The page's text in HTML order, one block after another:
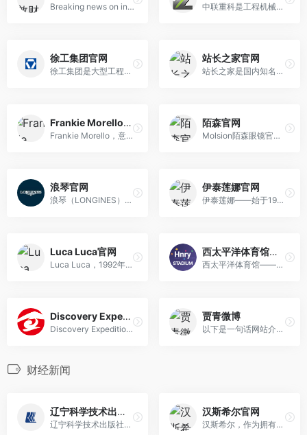
Breaking news on investment banking, asset management, hedge funds, pensions, private equity, fintech, and financial regulation. 中联重科是工程机械和农业机械装备制造企业，产品涵盖起重、混凝土、土方、高空作业和农业装备，官网提供产品资料、新闻动态和服务网络。
徐工集团官网
徐工集团是大型工程机械制造企业，主营起重机械、铲运机械、道路机械、挖掘机械和高空作业装备等产品，官网展示企业资讯、产品中心和服务支持。
站长之家官网
站长之家是国内知名站长服务与互联网资讯平台，提供站长工具、SEO 查询、域名信息、网站测速、关键词分析和行业资讯等常用资源。
Frankie Morello官网
Frankie Morello，意大利知名高级成衣品牌，由双人设计师打造，品质与一线品牌看齐，官网提供品牌最新资讯及产品展示。
陌森官网
Molsion陌森眼镜官网，专注为80、90后打造时尚个性、张扬不羁的太阳镜系列，以大胆设计、优质材质及亲民价格彰显独特生活态度，官网提供最新产品资讯与购买渠道。
浪琴官网
浪琴（LONGINES）是源自19世纪30年代瑞士圣艾米尔的知名制表品牌，隶属瑞士斯沃琪集团，以“飞行家”表款及带翅膀沙漏的古老注册商标闻名，官网提供品牌权威资讯与产品服务。
伊泰莲娜官网
伊泰莲娜——始于1970年的世界知名时尚饰品品牌，旗下拥有多个子品牌，设计源自意大利，风格简洁明快，产品涵盖戒指、耳环、项链等各类时尚首饰，官网提供品牌资讯与产品展示。
Luca Luca官网
Luca Luca，1992年创立于美国的知名时装品牌，由设计师鲁卡-奥蓝迪倾心打造，专注于高级成衣及配饰设计，精选丝绸、蕾丝等奢华面料，彰显女性独特魅力，官网提供品牌最新资讯与产品展示。
西太平洋体育馆官网
西太平洋体育馆——惠灵顿标志性体育场，自2000年开馆以来承办足球、橄榄球及板球赛事，官网提供赛事资讯与场地资源详情。
Discovery Expedition官网
Discovery Expedition，源自全球知名Discovery Channel的高端户外旅行品牌，自2013年进入中国市场后，致力于延续探索世界的非凡精神，官网提供品牌资讯及产品体验。
贾青微博
以下是一句话网站介绍：“贾青个人资讯网站，涵盖演员贾青的生平简介、代表作品及微博等官方网址资源。”
财经新闻
辽宁科学技术出版社官网
辽宁科学技术出版社有限责任公司成立于1982年，隶属北方联合出版传媒（集团）股份有限公司，是一家积淀深厚、实力突出的综合性科技出版社，常年聚焦医学、建筑设计、工业技术、大众生活及经济管理等领域，年出版图书逾400种。
汉斯希尔官网
汉斯希尔，作为拥有65年历史的德国企业，是全球领先的减压阀、安全阀及管道过滤器研发制造商，以高效经济实用的总管道水质净化产品著称，官网提供全面产品信息与解决方案。